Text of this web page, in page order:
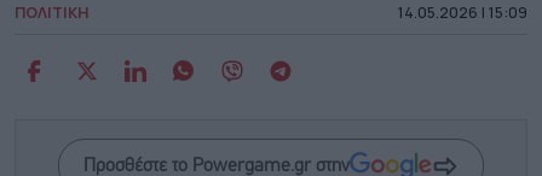
ΠΟΛΙΤΙΚΗ 14.05.2026 | 15:09
Προσθέστε το Powergame.gr στην